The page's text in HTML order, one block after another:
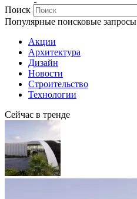
Поиск
Популярные поисковые запросы
Акции
Архитектура
Дизайн
Новости
Строительство
Технологии
Сейчас в тренде